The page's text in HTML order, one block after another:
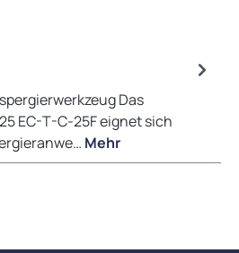
Das
EC-T-C-25F eignet sich
Mehr